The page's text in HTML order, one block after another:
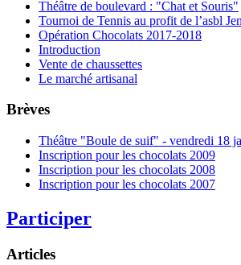
Théâtre de boulevard : "Chat et Souris"
Tournoi de Tennis au profit de l’asbl
Opération Chocolats 2017-2018
Introduction
Vente de chaussettes
Le marché artisanal
Brèves
Théâtre "Boule de suif" - vendredi 18
Inscription pour les chocolats 2009
Inscription pour les chocolats 2008
Inscription pour les chocolats 2007
Participer
Articles